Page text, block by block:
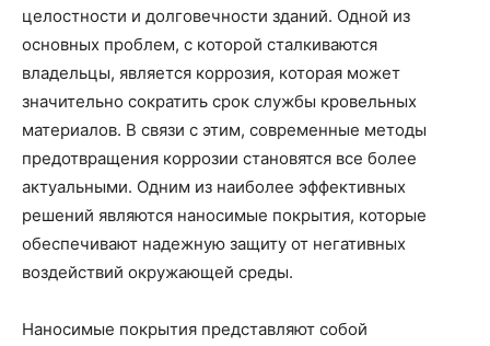
целостности и долговечности зданий. Одной из
основных проблем, с которой сталкиваются
владельцы, является коррозия, которая может
значительно сократить срок службы кровельных
материалов. В связи с этим, современные методы
предотвращения коррозии становятся все более
актуальными. Одним из наиболее эффективных
решений являются наносимые покрытия, которые
обеспечивают надежную защиту от негативных
воздействий окружающей среды.
Наносимые покрытия представляют собой